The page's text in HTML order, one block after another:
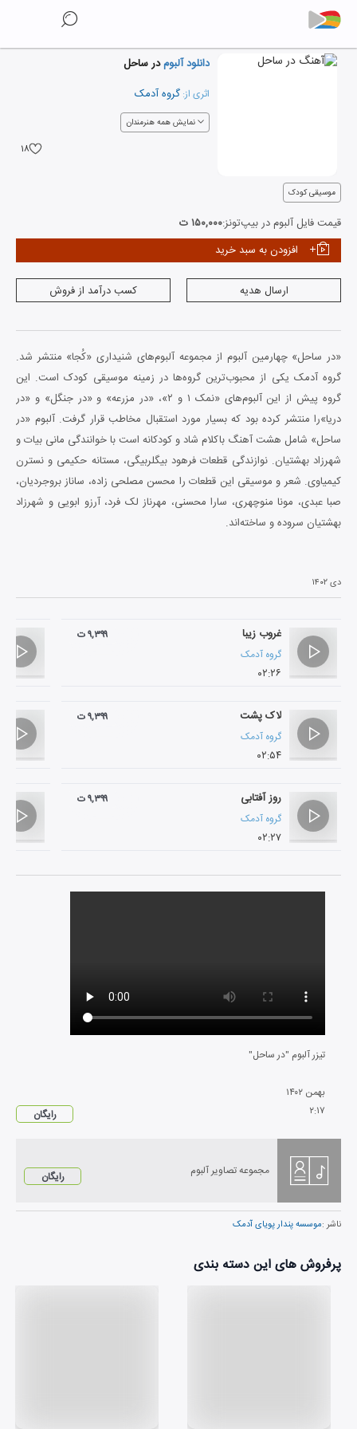
دانلود آلبومدر ساحل
اثری از: گروه آدمک
نمایش همه هنرمندان
۱۸
موسیقی کودک
قیمت فایل آلبوم در بیپ‌تونز:۱۵۰,۰۰۰ ت
افزودن به سبد خرید
ارسال هدیه کسب درآمد از فروش
«در ساحل» چهارمین آلبوم از مجموعه‌ آلبوم‌های شنیداری «کُجا» منتشر شد.
گروه آدمک یکی از محبوب‌ترین گروه‌ها در زمینه موسیقی کودک است. این
گروه پیش از این آلبوم‌های «نمک ۱ و ۲»، «در مزرعه» و «در جنگل» و «در
دریا»را منتشر کرده بود که بسیار مورد استقبال مخاطب قرار گرفت. آلبوم «در
ساحل» شامل هشت آهنگ باکلام شاد و کودکانه است با خوانندگی مانی بیات و
شهرزاد بهشتیان. نوازندگی قطعات فرهود بیگلربیگی، مستانه حکیمی و نسترن
کیمیاوی. شعر و موسیقی این قطعات را محسن مصلحی زاده، ساناز بروجردیان،
صبا عبدی، مونا منوچهری، سارا محسنی، مهرناز لک فرد، آرزو ابویی و شهرزاد
بهشتیان سروده و ساخته‌اند.
دی ۱۴۰۲
غروب زیبا
گروه آدمک
۰۲:۲۶
۹,۳۹۹ ت
لاک پشت
گروه آدمک
۰۲:۵۴
۹,۳۹۹ ت
روز آفتابی
گروه آدمک
۰۲:۲۷
۹,۳۹۹ ت
تیزر آلبوم "در ساحل"
بهمن ۱۴۰۲
۲:۱۷ رایگان
مجموعه تصاویر آلبوم رایگان
ناشر :موسسه پندار پویای آدمک
پرفروش های این دسته بندی